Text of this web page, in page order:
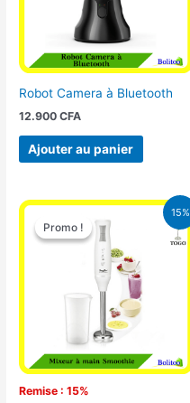
Robot Camera à Bluetooth
12.900CFA
Ajouter au panier
15%
Promo !
Remise : 15%
Promo !
Le
prix
initial
était :
12.900 CFA.
Le